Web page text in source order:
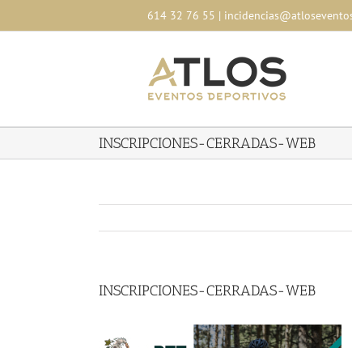
614 32 76 55 |
INSCRIPCIONES-CERRADAS-WEB
INSCRIPCIONES-CERRADAS-WEB